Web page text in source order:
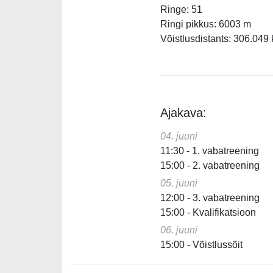
Ringe: 51
Ringi pikkus: 6003 m
Võistlusdistants: 306.049
Ajakava:
04. juuni
11:30 - 1. vabatreening
15:00 - 2. vabatreening
05. juuni
12:00 - 3. vabatreening
15:00 - Kvalifikatsioon
06. juuni
15:00 - Võistlussõit